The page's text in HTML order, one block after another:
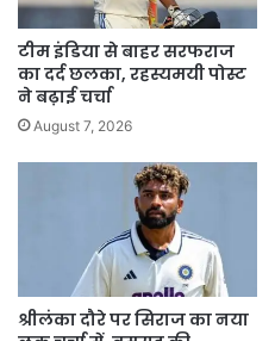
टीम इंडिया से बाहर सरफराज
का दर्द छलका, रहस्यमयी पोस्ट
ने बढ़ाई चर्चा
August 7, 2026
श्रीलंका दौरे पर सिराज का नया